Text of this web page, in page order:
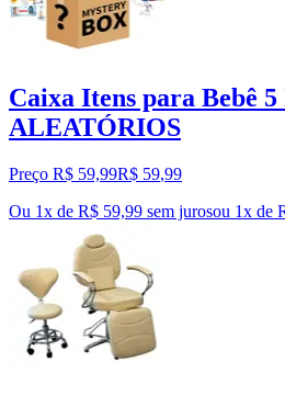
Caixa Itens para Bebê
ALEATÓRIOS
Preço R$ 59,99R$ 59,99
Ou 1x de R$ 59,99 sem jurosou 1x de